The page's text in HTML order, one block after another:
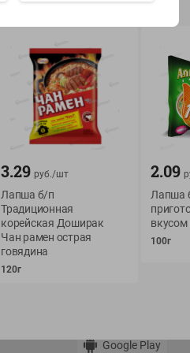
Мой Green
История покупок
Обратная связь
Google Play
3.29 руб./шт
Лапша б/п
Традиционная
корейская Доширак
Чан рамен острая
говядина
120г
2.09
Лапша
100г